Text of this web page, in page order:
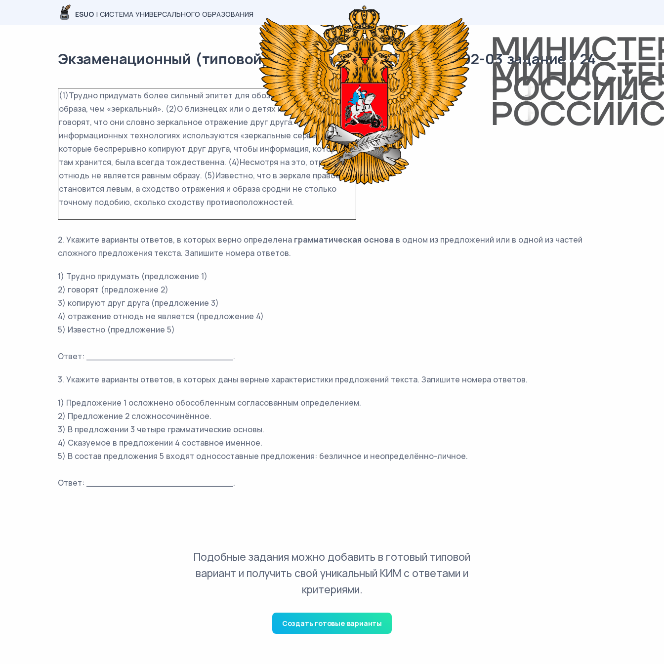
ESUO | СИСТЕМА УНИВЕРСАЛЬНОГО ОБРАЗОВАНИЯ
Экзаменационный (типовой) материал ОГЭ / Русский / 02-03 задание / 24
(1)Трудно придумать более сильный эпитет для обозначения точного
образа, чем «зеркальный». (2)О близнецах или о детях и их родителях
говорят, что они словно зеркальное отражение друг друга. (3)В
информационных технологиях используются «зеркальные серверы»,
которые беспрерывно копируют друг друга, чтобы информация, которая
там хранится, была всегда тождественна. (4)Несмотря на это, отражение
отнюдь не является равным образу. (5)Известно, что в зеркале правое
становится левым, а сходство отражения и образа сродни не столько
точному подобию, сколько сходству противоположностей.
2. Укажите варианты ответов, в которых верно определена грамматическая основа в одном из предложений или в одной из частей
сложного предложения текста. Запишите номера ответов.
1) Трудно придумать (предложение 1)
2) говорят (предложение 2)
3) копируют друг друга (предложение 3)
4) отражение отнюдь не является (предложение 4)
5) Известно (предложение 5)
Ответ: ___________________________.
3. Укажите варианты ответов, в которых даны верные характеристики предложений текста. Запишите номера ответов.
1) Предложение 1 осложнено обособленным согласованным определением.
2) Предложение 2 сложносочинённое.
3) В предложении 3 четыре грамматические основы.
4) Сказуемое в предложении 4 составное именное.
5) В состав предложения 5 входят односоставные предложения: безличное и неопределённо-личное.
Ответ: ___________________________.
Подобные задания можно добавить в готовый типовой
вариант и получить свой уникальный КИМ с ответами и
критериями.
Создать готовые варианты